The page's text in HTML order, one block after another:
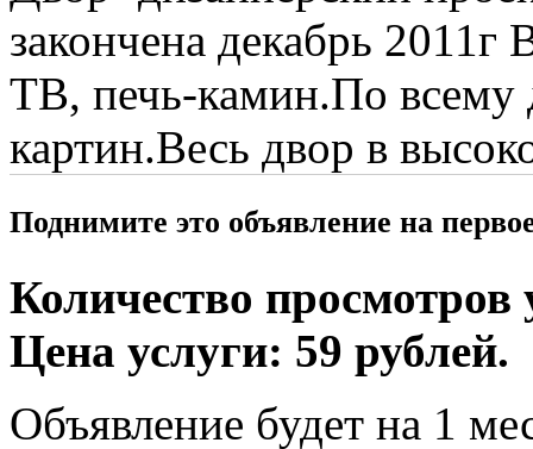
закончена декабрь 2011г
ТВ, печь-камин.По всему
картин.Весь двор в
Поднимите это объявление на
Количество просмотров
Цена услуги: 59 рублей.
Объявление будет на 1